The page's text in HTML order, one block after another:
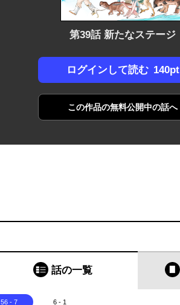
第39話 新たなステージ
ログインして読む 140pt
この作品の無料公開中の話へ
話の一覧
56 - 7 6 - 1